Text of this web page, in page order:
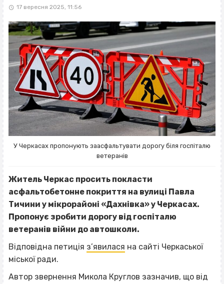
17 вересня 2025, 11:56
У Черкасах пропонують заасфальтувати дорогу біля госпіталю
ветеранів
Житель Черкас просить покласти
асфальтобетонне покриття на вулиці Павла
Тичини у мікрорайоні «Дахнівка» у Черкасах.
Пропонує зробити дорогу від госпіталю
ветеранів війни до автошколи.
Відповідна петиція з’явилася на сайті Черкаської
міської ради.
Автор звернення Микола Круглов зазначив, що від